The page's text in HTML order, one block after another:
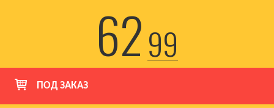
6299
ПОД ЗАКАЗ